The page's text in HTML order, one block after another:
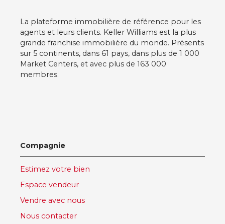
1 148€ Son prix de vente est de 150 000€ HAI (
Les honoraires de l'agence sont inclus et sont à la
charge du VENDEUR ) Si vous souhaitez vivre au
calme à quelques minutes du centre ville, avoir le
confort et l'espace, venez visiter ce charmant
logement. Contactez Sandrine LONGO
La plateforme immobilière de référence pour les
agents et leurs clients. Keller Williams est la plus
grande franchise immobilière du monde. Présents
sur 5 continents, dans 61 pays, dans plus de 1 000
Market Centers, et avec plus de 163 000
membres.
Compagnie
Estimez votre bien
Espace vendeur
Vendre avec nous
Nous contacter